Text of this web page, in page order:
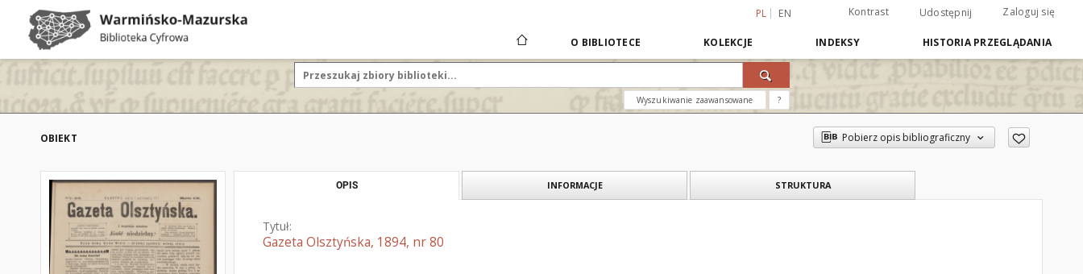
PL EN Kontrast Udostępnij Zaloguj się
O BIBLIOTECE KOLEKCJE INDEKSY HISTORIA PRZEGLĄDANIA
Wyszukiwanie zaawansowane ?
OBIEKT Pobierz opis bibliograficzny
OPIS INFORMACJE STRUKTURA
Tytuł:
Gazeta Olsztyńska, 1894, nr 80